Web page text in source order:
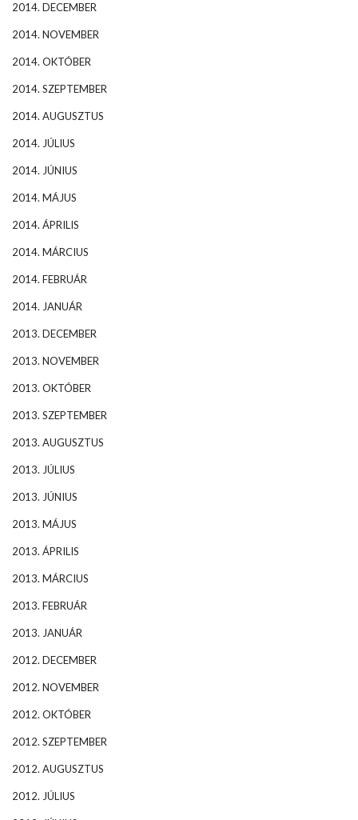
2014. DECEMBER
2014. NOVEMBER
2014. OKTÓBER
2014. SZEPTEMBER
2014. AUGUSZTUS
2014. JÚLIUS
2014. JÚNIUS
2014. MÁJUS
2014. ÁPRILIS
2014. MÁRCIUS
2014. FEBRUÁR
2014. JANUÁR
2013. DECEMBER
2013. NOVEMBER
2013. OKTÓBER
2013. SZEPTEMBER
2013. AUGUSZTUS
2013. JÚLIUS
2013. JÚNIUS
2013. MÁJUS
2013. ÁPRILIS
2013. MÁRCIUS
2013. FEBRUÁR
2013. JANUÁR
2012. DECEMBER
2012. NOVEMBER
2012. OKTÓBER
2012. SZEPTEMBER
2012. AUGUSZTUS
2012. JÚLIUS